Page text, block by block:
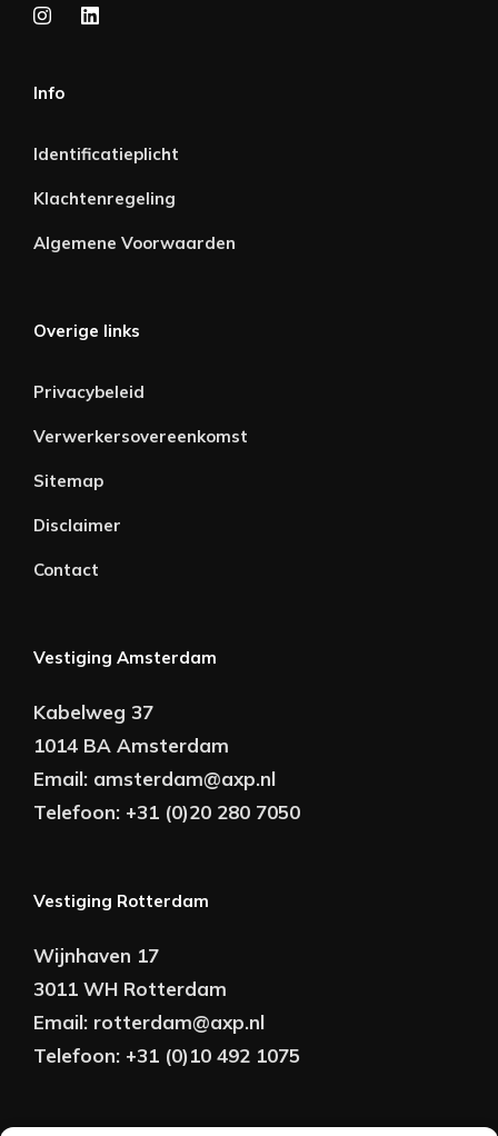
Info
Identificatieplicht
Klachtenregeling
Algemene Voorwaarden
Overige links
Privacybeleid
Verwerkersovereenkomst
Sitemap
Disclaimer
Contact
Vestiging Amsterdam
Kabelweg 37
1014 BA Amsterdam
Email: amsterdam@axp.nl
Telefoon: +31 (0)20 280 7050
Vestiging Rotterdam
Wijnhaven 17
3011 WH Rotterdam
Email: rotterdam@axp.nl
Telefoon: +31 (0)10 492 1075